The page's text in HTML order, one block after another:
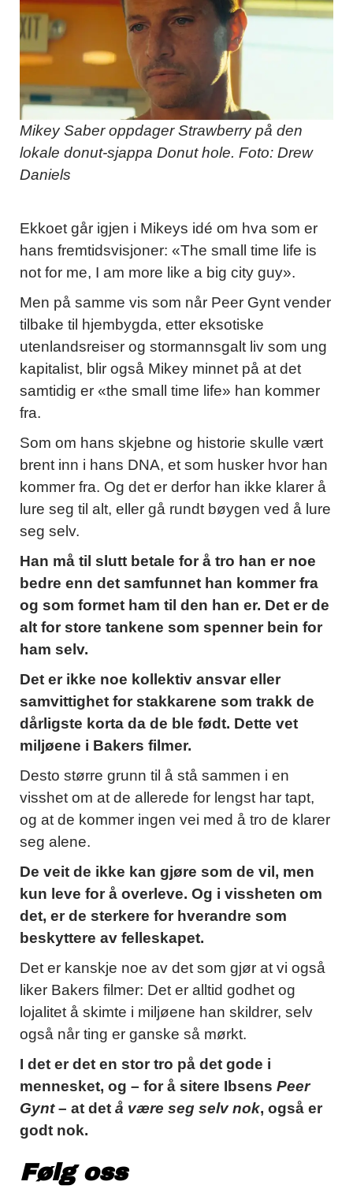
Mikey Saber oppdager Strawberry på den
lokale donut-sjappa Donut hole. Foto: Drew
Daniels
Ekkoet går igjen i Mikeys idé om hva som er
hans fremtidsvisjoner: «The small time life is
not for me, I am more like a big city guy».
Men på samme vis som når Peer Gynt vender
tilbake til hjembygda, etter eksotiske
utenlandsreiser og stormannsgalt liv som ung
kapitalist, blir også Mikey minnet på at det
samtidig er «the small time life» han kommer
fra.
Som om hans skjebne og historie skulle vært
brent inn i hans DNA, et som husker hvor han
kommer fra. Og det er derfor han ikke klarer å
lure seg til alt, eller gå rundt bøygen ved å lure
seg selv.
Han må til slutt betale for å tro han er noe
bedre enn det samfunnet han kommer fra
og som formet ham til den han er. Det er de
alt for store tankene som spenner bein for
ham selv.
Det er ikke noe kollektiv ansvar eller
samvittighet for stakkarene som trakk de
dårligste korta da de ble født. Dette vet
miljøene i Bakers filmer.
Desto større grunn til å stå sammen i en
visshet om at de allerede for lengst har tapt,
og at de kommer ingen vei med å tro de klarer
seg alene.
De veit de ikke kan gjøre som de vil, men
kun leve for å overleve. Og i vissheten om
det, er de sterkere for hverandre som
beskyttere av felleskapet.
Det er kanskje noe av det som gjør at vi også
liker Bakers filmer: Det er alltid godhet og
lojalitet å skimte i miljøene han skildrer, selv
også når ting er ganske så mørkt.
I det er det en stor tro på det gode i
mennesket, og – for å sitere Ibsens Peer
Gynt– at det å være seg selv nok, også er
godt nok.
Følg oss